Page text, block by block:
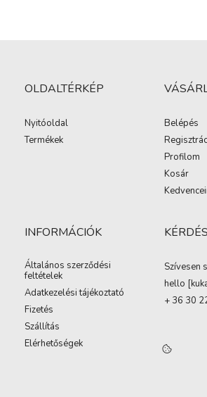
OLDALTÉRKÉP
Nyitóoldal
Termékek
Belépés
Profilom
Kosár
INFORMÁCIÓK
Általános szerződési
feltételek
Adatkezelési tájékoztató
Fizetés
Szállítás
Elérhetőségek
Szívesen
hello
+ 36 30